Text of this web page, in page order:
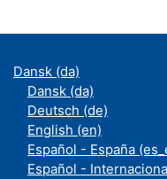
Dansk ‎(da)‎
Dansk ‎(da)‎
Deutsch ‎(de)‎
English ‎(en)‎
Español - España
Español -